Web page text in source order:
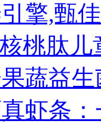
擎,甄
桃肽
蔬益
虾条